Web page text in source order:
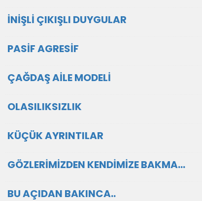
İNİŞLİ ÇIKIŞLI DUYGULAR
PASİF AGRESİF
ÇAĞDAŞ AİLE MODELİ
OLASILIKSIZLIK
KÜÇÜK AYRINTILAR
GÖZLERİMİZDEN KENDİMİZE BAKMA…
BU AÇIDAN BAKINCA..